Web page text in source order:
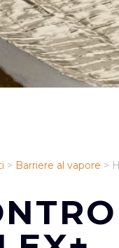
> Barriere al vapore >